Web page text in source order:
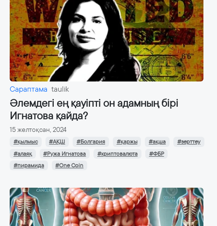
Сараптама taulik
Әлемдегі ең қауіпті он адамның бірі
Игнатова қайда?
15 желтоқсан, 2024
#қылмыс #АҚШ #Болгария #қаржы #ақша
#зерттеу
#алаяқ
#Ружа Игнатова #криптовалюта
#ФБР
#пирамида
#One Coin